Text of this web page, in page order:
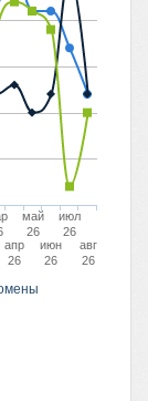
апр
26
май
26
июн
26
июл
26
авг
26